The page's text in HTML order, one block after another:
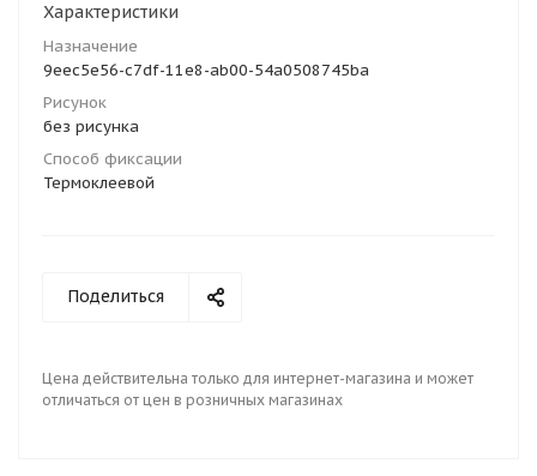
Характеристики
Назначение
9eec5e56-c7df-11e8-ab00-54a0508745ba
Рисунок
без рисунка
Способ фиксации
Термоклеевой
Поделиться
Цена действительна только для интернет-магазина и может
отличаться от цен в розничных магазинах